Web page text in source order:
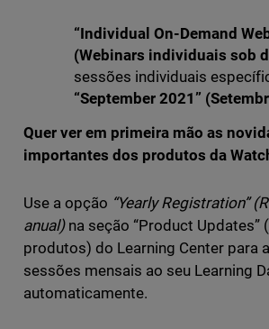
“Individual On-Demand
(Webinars individuais sob
sessões individuais
“September 2021”
Quer ver em primeira mão as
importantes dos produtos da
Use a opção “Yearly Registration”
anual)na seção “Product Updates”
produtos) do Learning Center para
sessões mensais ao seu Learning
automaticamente.